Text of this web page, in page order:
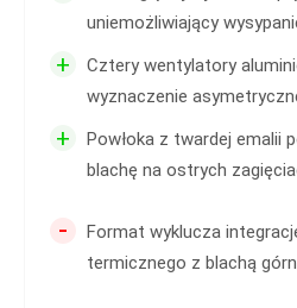
uniemożliwiający
+
Cztery wentylatory
wyznaczenie
+
Powłoka z twardej emalii
blachę na ostrych
-
Format wyklucza
termicznego z blachą